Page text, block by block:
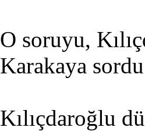
O soruyu,
Karakaya
Kılıçdaroğlu